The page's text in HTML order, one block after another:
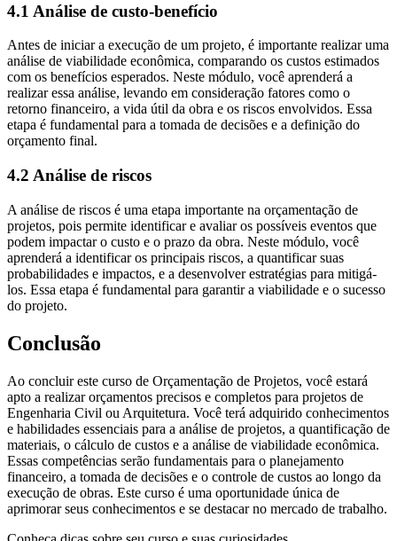
4.1 Análise de custo-benefício
Antes de iniciar a execução de um projeto, é importante realizar uma
análise de viabilidade econômica, comparando os custos estimados
com os benefícios esperados. Neste módulo, você aprenderá a
realizar essa análise, levando em consideração fatores como o
retorno financeiro, a vida útil da obra e os riscos envolvidos. Essa
etapa é fundamental para a tomada de decisões e a definição do
orçamento final.
4.2 Análise de riscos
A análise de riscos é uma etapa importante na orçamentação de
projetos, pois permite identificar e avaliar os possíveis eventos que
podem impactar o custo e o prazo da obra. Neste módulo, você
aprenderá a identificar os principais riscos, a quantificar suas
probabilidades e impactos, e a desenvolver estratégias para mitigá-
los. Essa etapa é fundamental para garantir a viabilidade e o sucesso
do projeto.
Conclusão
Ao concluir este curso de Orçamentação de Projetos, você estará
apto a realizar orçamentos precisos e completos para projetos de
Engenharia Civil ou Arquitetura. Você terá adquirido conhecimentos
e habilidades essenciais para a análise de projetos, a quantificação de
materiais, o cálculo de custos e a análise de viabilidade econômica.
Essas competências serão fundamentais para o planejamento
financeiro, a tomada de decisões e o controle de custos ao longo da
execução de obras. Este curso é uma oportunidade única de
aprimorar seus conhecimentos e se destacar no mercado de trabalho.